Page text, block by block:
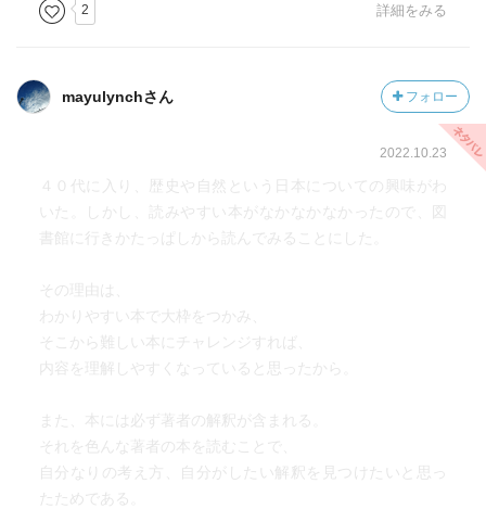
2 詳細をみる
mayulynchさん フォロー
2022.10.23
４０代に入り、歴史や自然という日本についての興味がわ
いた。しかし、読みやすい本がなかなかなかったので、図
書館に行きかたっぱしから読んでみることにした。
その理由は、
わかりやすい本で大枠をつかみ、
そこから難しい本にチャレンジすれば、
内容を理解しやすくなっていると思ったから。
また、本には必ず著者の解釈が含まれる。
それを色んな著者の本を読むことで、
自分なりの考え方、自分がしたい解釈を見つけたいと思っ
たためである。